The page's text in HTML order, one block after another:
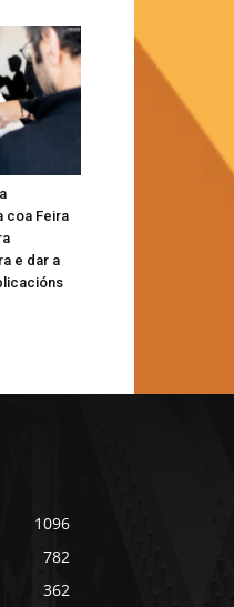
coa Feira
e dar a
1096
782
362